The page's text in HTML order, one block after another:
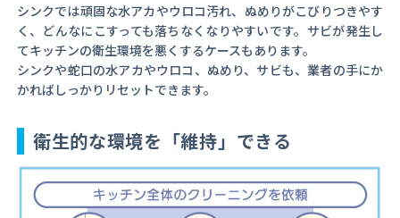
シンクでは頑固な水アカやウロコ汚れ、ぬめりがこびりつきやす
く、どんなにこすっても落ちなくなりやすいです。サビが発生し
てキッチンの衛生環境を悪くするケースもあります。
シンクや蛇口の水アカやウロコ、ぬめり、サビも、業者の手にか
かればしっかりリセットできます。
衛生的な環境を「維持」できる